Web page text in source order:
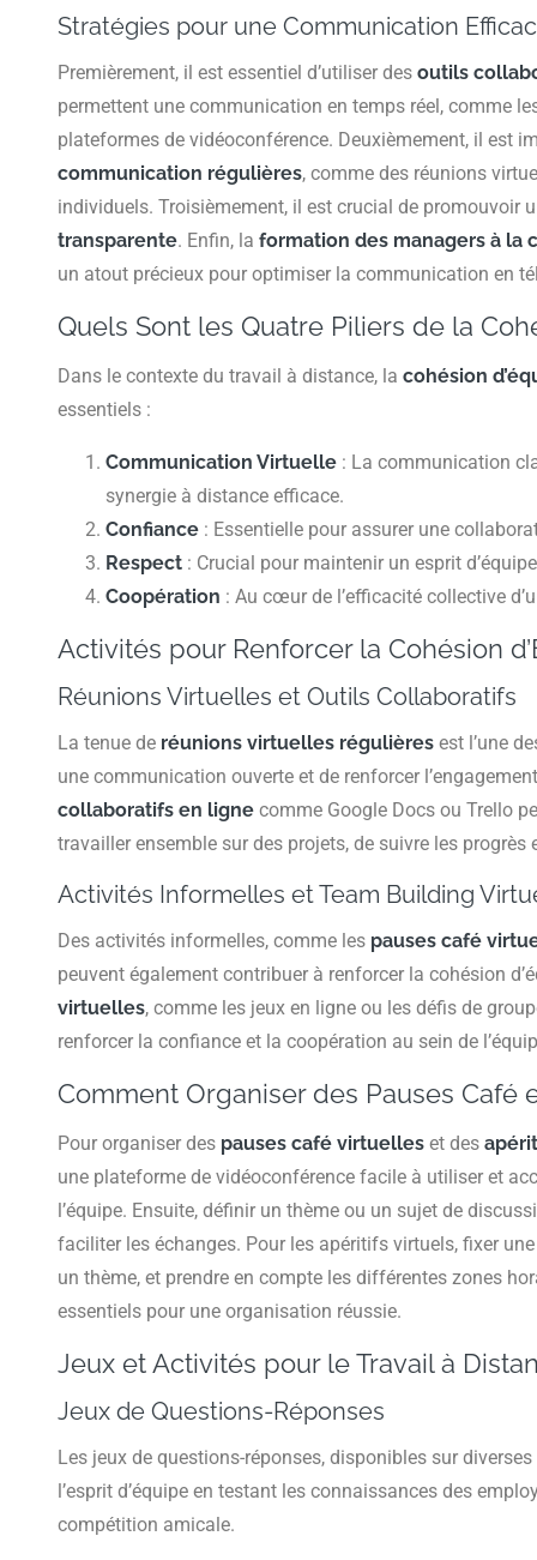
Stratégies pour une Communication
Premièrement, il est essentiel d’utiliser desoutils
permettent une communication en temps réel, comme
plateformes de vidéoconférence. Deuxièmement, il est
communication régulières, comme des réunions
individuels. Troisièmement, il est crucial de promouvoir
transparente. Enfin, laformation des managers à la
un atout précieux pour optimiser la communication en
Quels Sont les Quatre Piliers de la
Dans le contexte du travail à distance, lacohésion
essentiels :
Communication Virtuelle : La communication
synergie à distance efficace.
Confiance : Essentielle pour assurer une
Respect : Crucial pour maintenir un esprit
Coopération : Au cœur de l’efficacité collective
Activités pour Renforcer la Cohésion
Réunions Virtuelles et Outils Collaboratifs
La tenue de réunions virtuelles régulières est l’une
une communication ouverte et de renforcer
collaboratifs en ligne comme Google Docs ou Trello
travailler ensemble sur des projets, de suivre les progrès
Activités Informelles et Team Building
Des activités informelles, comme les pauses café
peuvent également contribuer à renforcer la cohésion
virtuelles, comme les jeux en ligne ou les défis de
renforcer la confiance et la coopération au sein de
Comment Organiser des Pauses Café
Pour organiser des pauses café virtuelles et des
une plateforme de vidéoconférence facile à utiliser et
l’équipe. Ensuite, définir un thème ou un sujet de
faciliter les échanges. Pour les apéritifs virtuels, fixer
un thème, et prendre en compte les différentes zones
essentiels pour une organisation réussie.
Jeux et Activités pour le Travail à
Jeux de Questions-Réponses
Les jeux de questions-réponses, disponibles sur
l’esprit d’équipe en testant les connaissances des
compétition amicale.